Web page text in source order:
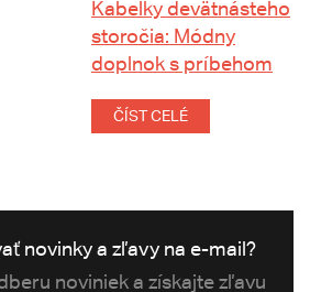
Kabelky devätnásteho
storočia: Módny
doplnok s príbehom
ČÍST CELÉ
novinky a zľavy na e-mail?
noviniek a získajte zľavu